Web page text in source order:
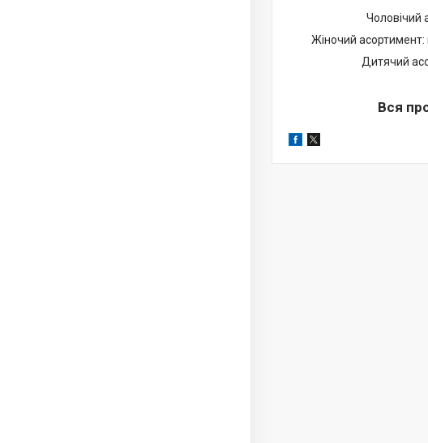
Чоловічий
Жіночий асортимент:
Дитячий
Вся